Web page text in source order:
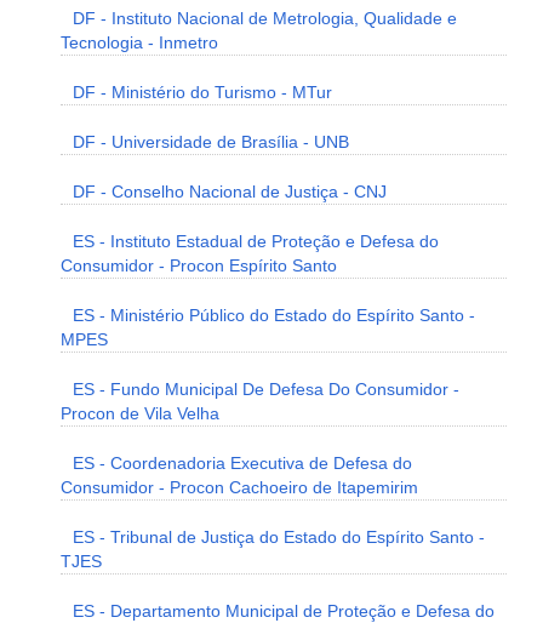
DF - Instituto Nacional de Metrologia, Qualidade e
Tecnologia - Inmetro
DF - Ministério do Turismo - MTur
DF - Universidade de Brasília - UNB
DF - Conselho Nacional de Justiça - CNJ
ES - Instituto Estadual de Proteção e Defesa do
Consumidor - Procon Espírito Santo
ES - Ministério Público do Estado do Espírito Santo -
MPES
ES - Fundo Municipal De Defesa Do Consumidor -
Procon de Vila Velha
ES - Coordenadoria Executiva de Defesa do
Consumidor - Procon Cachoeiro de Itapemirim
ES - Tribunal de Justiça do Estado do Espírito Santo -
TJES
ES - Departamento Municipal de Proteção e Defesa do